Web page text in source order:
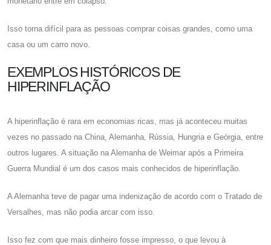
Isso torna difícil para as pessoas comprar coisas grandes, como uma
casa ou um carro novo.
EXEMPLOS HISTÓRICOS DE
HIPERINFLAÇÃO
A hiperinflação é rara em economias ricas, mas já aconteceu muitas
vezes no passado na China, Alemanha, Rússia, Hungria e Geórgia, entre
outros lugares. A situação na Alemanha de Weimar após a Primeira
Guerra Mundial é um dos casos mais conhecidos de hiperinflação.
A Alemanha teve de pagar uma indenização de acordo com o Tratado de
Versalhes, mas não podia arcar com isso.
Isso fez com que mais dinheiro fosse impresso, o que levou à